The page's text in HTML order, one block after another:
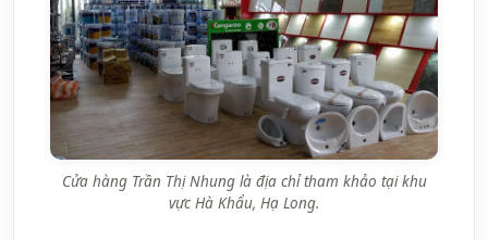
Cửa hàng Trần Thị Nhung là địa chỉ tham khảo tại khu
vực Hà Khẩu, Hạ Long.